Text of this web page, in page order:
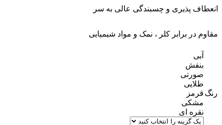
انعطاف‌ پذیری و چسبندگی عالی به سر
مقاوم در برابر کلر ، نمک و مواد شیمیایی
رنگ
آبی
بنفش
صورتی
طلایی
قرمز
مشکی
نقره ای